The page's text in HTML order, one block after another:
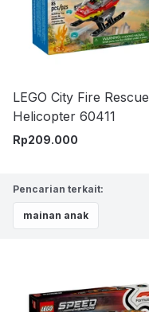
LEGO City Fire Rescue
Helicopter 60411
Rp209.000
Pencarian terkait:
mainan anak